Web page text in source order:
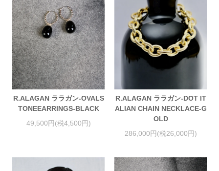
R.ALAGAN ララガン-OVALS
TONEEARRINGS-BLACK
49,500円(税4,500円)
R.ALAGAN ララガン-DOT IT
ALIAN CHAIN NECKLACE-G
OLD
286,000円(税26,000円)